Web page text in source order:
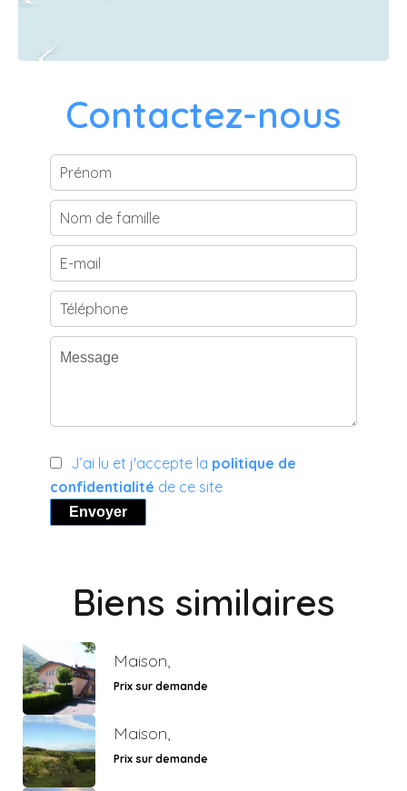
Contactez-nous
J’ai lu et j'accepte la politique de
confidentialité de ce site
Envoyer
Biens similaires
Maison,
Prix sur demande
Maison,
Prix sur demande